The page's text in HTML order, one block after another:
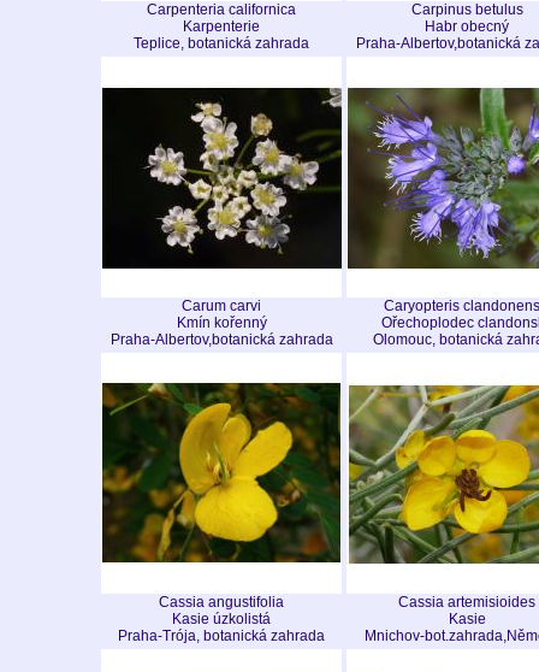
Carpenteria californica
Karpenterie
Teplice, botanická zahrada
Carpinus betulus
Habr obecný
Praha-Albertov,botanická
Carum carvi
Kmín kořenný
Praha-Albertov,botanická zahrada
Caryopteris
Ořechoplodec
Olomouc, botanická
Cassia angustifolia
Kasie úzkolistá
Praha-Trója, botanická zahrada
Cassia artemisioides
Kasie
Mnichov-